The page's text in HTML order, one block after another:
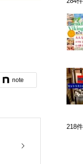
note
218